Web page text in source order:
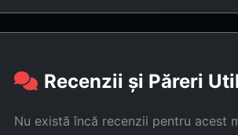
Recenzii și Păreri
Nu există încă recenzii pentru acest